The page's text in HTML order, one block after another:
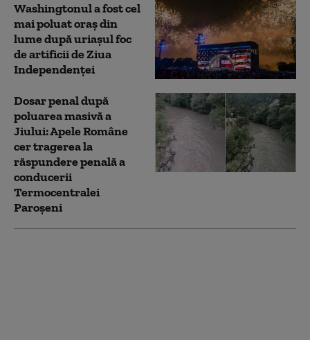
Washingtonul a fost cel
mai poluat oraş din
lume după uriaşul foc
de artificii de Ziua
Independenței
Dosar penal după
poluarea masivă a
Jiului: Apele Române
cer tragerea la
răspundere penală a
conducerii
Termocentralei
Paroșeni